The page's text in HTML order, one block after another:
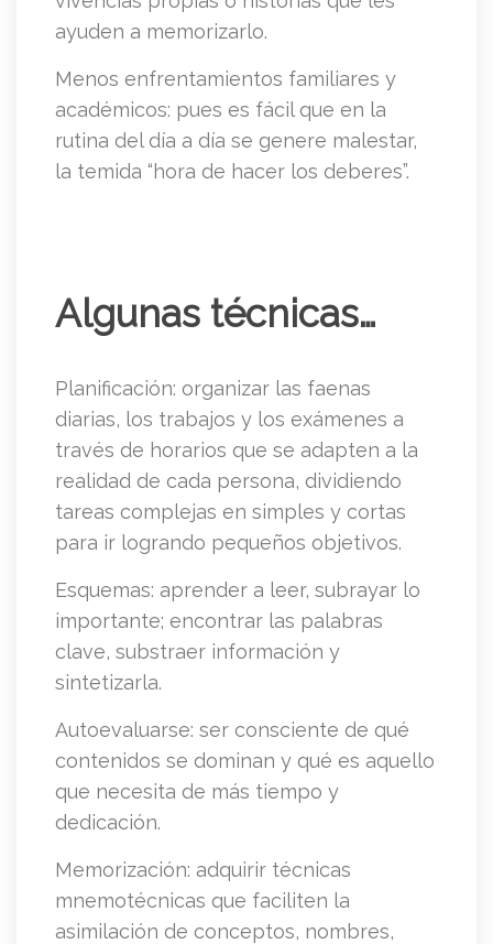
ayuden a memorizarlo.
Menos enfrentamientos familiares y
académicos: pues es fácil que en la
rutina del día a día se genere malestar,
la temida “hora de hacer los deberes”.
Algunas técnicas…
Planificación: organizar las faenas
diarias, los trabajos y los exámenes a
través de horarios que se adapten a la
realidad de cada persona, dividiendo
tareas complejas en simples y cortas
para ir logrando pequeños objetivos.
Esquemas: aprender a leer, subrayar lo
importante; encontrar las palabras
clave, substraer información y
sintetizarla.
Autoevaluarse: ser consciente de qué
contenidos se dominan y qué es aquello
que necesita de más tiempo y
dedicación.
Memorización: adquirir técnicas
mnemotécnicas que faciliten la
asimilación de conceptos, nombres,